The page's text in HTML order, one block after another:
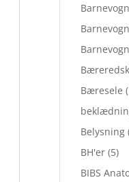
Bæresele
Belysning
BH'er (5)
BIBS